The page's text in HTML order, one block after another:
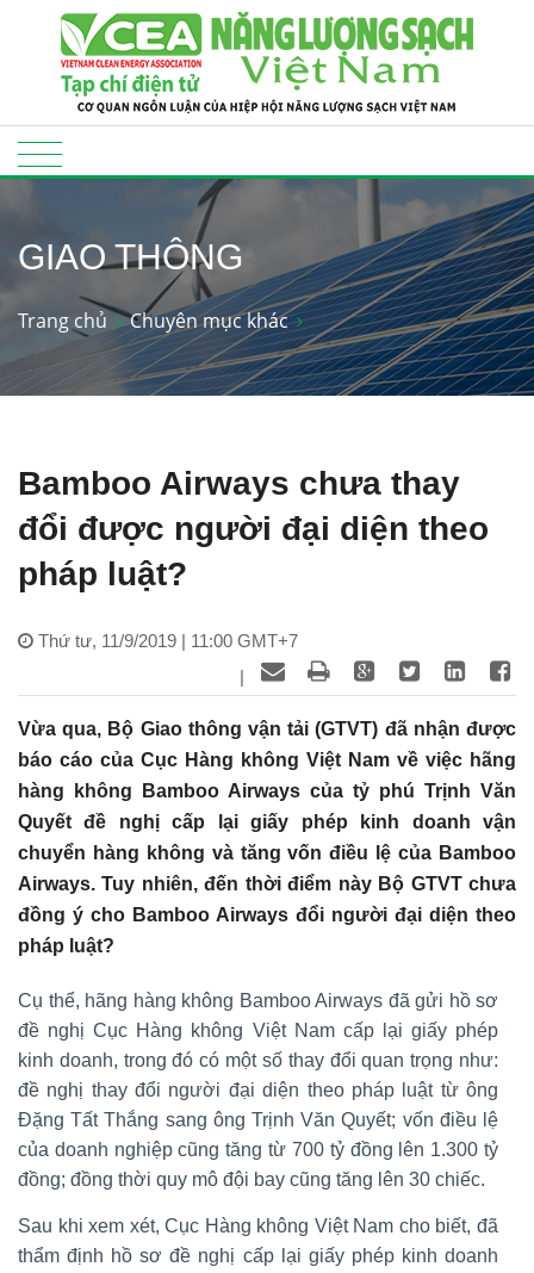
GIAO THÔNG
Trang chủ Chuyên mục khác
Bamboo Airways chưa thay
đổi được người đại diện theo
pháp luật?
Thứ tư, 11/9/2019 | 11:00 GMT+7
|
Vừa qua, Bộ Giao thông vận tải (GTVT) đã nhận được
báo cáo của Cục Hàng không Việt Nam về việc hãng
hàng không Bamboo Airways của tỷ phú Trịnh Văn
Quyết đề nghị cấp lại giấy phép kinh doanh vận
chuyển hàng không và tăng vốn điều lệ của Bamboo
Airways. Tuy nhiên, đến thời điểm này Bộ GTVT chưa
đồng ý cho Bamboo Airways đổi người đại diện theo
pháp luật?
Cụ thể, hãng hàng không Bamboo Airways đã gửi hồ sơ
đề nghị Cục Hàng không Việt Nam cấp lại giấy phép
kinh doanh, trong đó có một số thay đổi quan trọng như:
đề nghị thay đổi người đại diện theo pháp luật từ ông
Đặng Tất Thắng sang ông Trịnh Văn Quyết; vốn điều lệ
của doanh nghiệp cũng tăng từ 700 tỷ đồng lên 1.300 tỷ
đồng; đồng thời quy mô đội bay cũng tăng lên 30 chiếc.
Sau khi xem xét, Cục Hàng không Việt Nam cho biết, đã
thẩm định hồ sơ đề nghị cấp lại giấy phép kinh doanh